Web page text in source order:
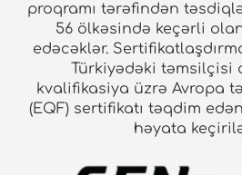
proqramı tərəfindən
56 ölkəsində keçərli
edəcəklər.
Türkiyədəki təmsilçisi
kvalifikasiya üzrə Avropa
(EQF) sertifikatı təqdim
həyata